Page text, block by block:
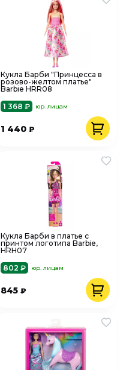
Кукла Барби "Принцесса в
розово-желтом платье"
Barbie HRR08
1 368 ₽
юр. лицам
1 440₽
Кукла Барби в платье с
принтом логотипа Barbie,
HRH07
802 ₽
юр. лицам
845₽